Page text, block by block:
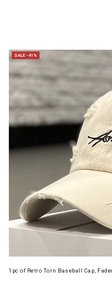
SALE -41%
1pc of Retro Torn Baseball Cap,